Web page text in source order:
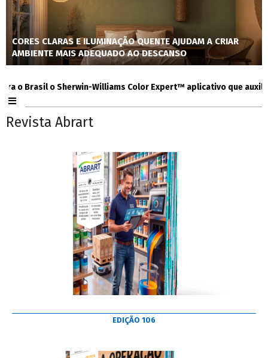
CORES CLARAS E ILUMINAÇÃO QUENTE AJUDAM A CRIAR
AMBIENTE MAIS ADEQUADO AO DESCANSO
o Sherwin-Williams Color Expert™ aplicativo que auxilia
Revista Abrart
EDIÇÃO 106